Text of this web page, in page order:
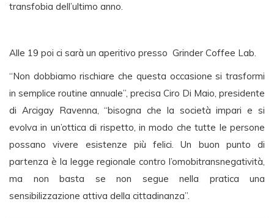
transfobia dell’ultimo anno.
Alle 19 poi ci sarà un aperitivo presso Grinder Coffee Lab.
“Non dobbiamo rischiare che questa occasione si trasformi
in semplice routine annuale”, precisa Ciro Di Maio, presidente
di Arcigay Ravenna, “bisogna che la società impari e si
evolva in un’ottica di rispetto, in modo che tutte le persone
possano vivere esistenze più felici. Un buon punto di
partenza è la legge regionale contro l’omobitransnegatività,
ma non basta se non segue nella pratica una
sensibilizzazione attiva della cittadinanza”.